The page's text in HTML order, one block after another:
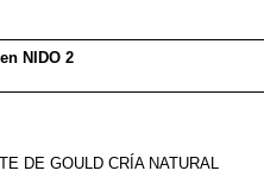
NIDO 2
DE GOULD CRÍA NATURAL